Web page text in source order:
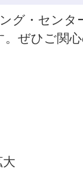
グ・センタ
ぜひご関